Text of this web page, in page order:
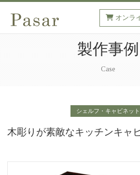
オンラ
製作事例
Case
シェルフ・キャビネット
木彫りが素敵なキッチンキャ